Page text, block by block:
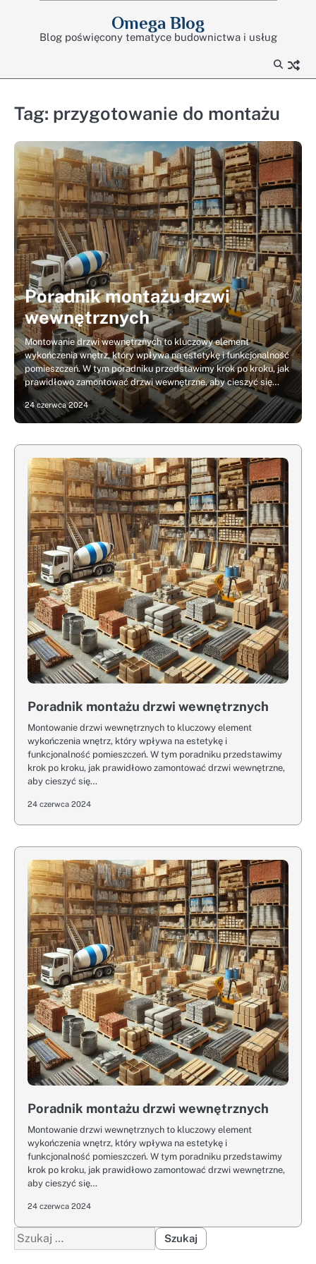
Omega Blog
Blog poświęcony tematyce budownictwa i usług
Tag: przygotowanie do montażu
Poradnik montażu drzwi
wewnętrznych
Montowanie drzwi wewnętrznych to kluczowy element
wykończenia wnętrz, który wpływa na estetykę i funkcjonalność
pomieszczeń. W tym poradniku przedstawimy krok po kroku, jak
prawidłowo zamontować drzwi wewnętrzne, aby cieszyć się…
24 czerwca 2024
Poradnik montażu drzwi wewnętrznych
Montowanie drzwi wewnętrznych to kluczowy element
wykończenia wnętrz, który wpływa na estetykę i
funkcjonalność pomieszczeń. W tym poradniku przedstawimy
krok po kroku, jak prawidłowo zamontować drzwi wewnętrzne,
aby cieszyć się…
24 czerwca 2024
Poradnik montażu drzwi wewnętrznych
Montowanie drzwi wewnętrznych to kluczowy element
wykończenia wnętrz, który wpływa na estetykę i
funkcjonalność pomieszczeń. W tym poradniku przedstawimy
krok po kroku, jak prawidłowo zamontować drzwi wewnętrzne,
aby cieszyć się…
24 czerwca 2024
Szukaj: